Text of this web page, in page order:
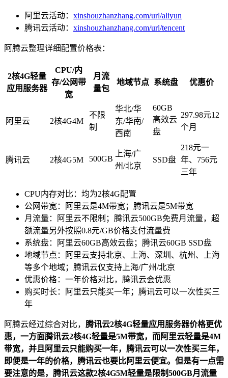
阿里云活动： xinshouzhanzhang.com/url/aliyun
腾讯云活动： xinshouzhanzhang.com/url/tencent
阿腾云整理详细配置价格表：
2核4G轻量
应用服务器
CPU/内
存/公网带
宽
月流
量包
地域节点 系统盘 优惠价
阿里云 2核4G4M
不限
制
华北/华
东/华南/
西南
60GB
高效云
盘
297.98元12
个月
腾讯云 2核4G5M 500GB
上海/广
州/北京
SSD盘
218元一
年、756元
三年
CPU内存对比：均为2核4G配置
公网带宽：阿里云是4M带宽；腾讯云是5M带宽
月流量：阿里云不限制；腾讯云500GB免费月流量，超
额流量另外按照0.8元/GB价格支付流量费
系统盘：阿里云60GB高效云盘；腾讯云60GB SSD盘
地域节点：阿里云支持北京、上海、深圳、杭州、上海
等多个地域；腾讯云仅支持上海/广州/北京
优惠价格：一年价格对比，腾讯云会优惠
购买时长：阿里云只能买一年；腾讯云可以一次性买三
年
阿腾云经过综合对比， 腾讯云2核4G轻量应用服务器价格更优
惠，一方面腾讯云2核4G轻量是5M带宽，而阿里云轻量是4M
带宽，并且阿里云只能购买一年，腾讯云可以一次性买三年，
即便是一年的价格，腾讯云也要比阿里云便宜。但是有一点需
要注意的是，腾讯云这款2核4G5M轻量是限制500GB月流量